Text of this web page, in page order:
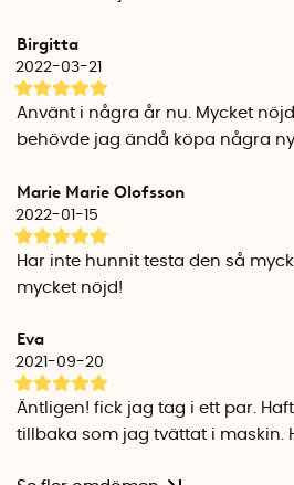
Birgitta
2022-03-21
Använt i några år nu. Mycket
behövde jag ändå köpa några
Marie Marie Olofsson
2022-01-15
Har inte hunnit testa den så
mycket nöjd!
Eva
2021-09-20
Äntligen! fick jag tag i ett par.
tillbaka som jag tvättat i maskin.